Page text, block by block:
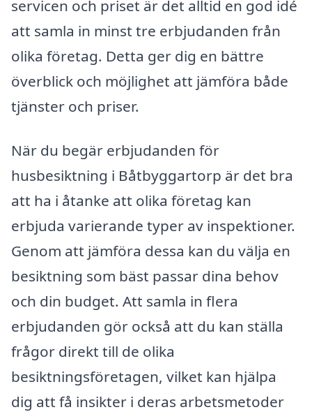
servicen och priset är det alltid en god idé
att samla in minst tre erbjudanden från
olika företag. Detta ger dig en bättre
överblick och möjlighet att jämföra både
tjänster och priser.
När du begär erbjudanden för
husbesiktning i Båtbyggartorp är det bra
att ha i åtanke att olika företag kan
erbjuda varierande typer av inspektioner.
Genom att jämföra dessa kan du välja en
besiktning som bäst passar dina behov
och din budget. Att samla in flera
erbjudanden gör också att du kan ställa
frågor direkt till de olika
besiktningsföretagen, vilket kan hjälpa
dig att få insikter i deras arbetsmetoder